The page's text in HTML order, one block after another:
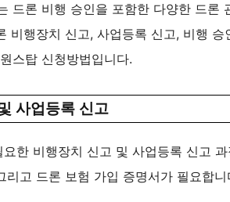
드론 비행 승인을 포함한 다양한 드론
비행장치 신고, 사업등록 신고, 비행
스탑 신청방법입니다.
사업등록 신고
한 비행장치 신고 및 사업등록 신고
리고 드론 보험 가입 증명서가 필요합니